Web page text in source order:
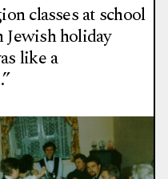
classes at school
Jewish holiday
like a